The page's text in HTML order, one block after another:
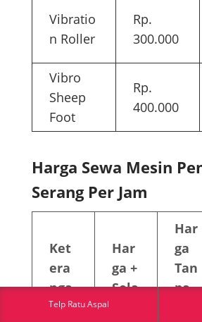
Vibratio
n Roller
Rp.
300.000
Vibro
Sheep
Foot
Rp.
400.000
Harga Sewa Mesin
Serang Per Jam
Ket
era
nga
n
Har
ga +
Sola
Har
ga
Tan
pa
Telp Ratu Aspal